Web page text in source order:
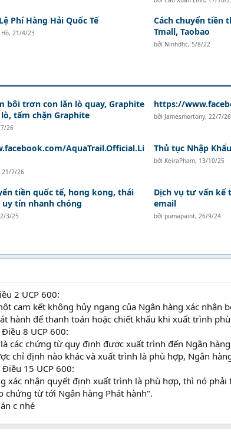
Phí Hàng Hải Quốc Tế
, 21/4/23
Cách chuyển tiền
Tmall, Taobao
bởi Ninhdhc, 5/8/22
bôi trơn con lăn lò quay, Graphite
tấm chặn Graphite
26
https://
bởi Jamesmortony, 22/7/26
AquaTrail.Official.Li
21/7/26
Thủ tục Nhập
bởi KeiraPham, 13/10/25
tiền quốc tế, hong kong, thái
uy tín nhanh chóng
3/25
Dịch vụ tư vấn kế
email
bởi pumapaint, 26/9/24
2 UCP 600:
cam kết không hủy ngang của Ngân hàng xác nhận
hành để thanh toán hoặc chiết khấu khi xuất trình
8 UCP 600:
các chứng từ quy định được xuất trình đến Ngân
chỉ định nào khác và xuất trình là phù hợp, Ngân
15 UCP 600:
xác nhận quyết định xuất trình là phù hợp, thì nó phải
chứng từ tới Ngân hàng Phát hành".
c nhé